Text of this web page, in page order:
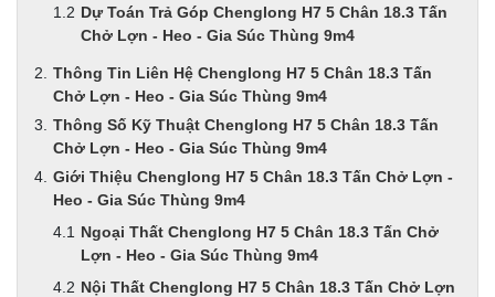
Dự Toán Trả Góp Chenglong H7 5 Chân 18.3 Tấn
Chở Lợn - Heo - Gia Súc Thùng 9m4
Thông Tin Liên Hệ Chenglong H7 5 Chân 18.3 Tấn
Chở Lợn - Heo - Gia Súc Thùng 9m4
Thông Số Kỹ Thuật Chenglong H7 5 Chân 18.3 Tấn
Chở Lợn - Heo - Gia Súc Thùng 9m4
Giới Thiệu Chenglong H7 5 Chân 18.3 Tấn Chở Lợn -
Heo - Gia Súc Thùng 9m4
Ngoại Thất Chenglong H7 5 Chân 18.3 Tấn Chở
Lợn - Heo - Gia Súc Thùng 9m4
Nội Thất Chenglong H7 5 Chân 18.3 Tấn Chở Lợn